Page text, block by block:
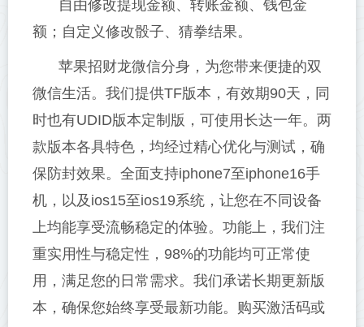
自由修改提现金额、转账金额、钱包金
额；自定义修改骰子、猜拳结果。
苹果招财龙微信分身，为您带来便捷的双
微信生活。我们提供TF版本，有效期90天，同
时也有UDID版本定制版，可使用长达一年。两
款版本各具特色，均经过精心优化与测试，确
保防封效果。全面支持iphone7至iphone16手
机，以及ios15至ios19系统，让您在不同设备
上均能享受流畅稳定的体验。功能上，我们注
重实用性与稳定性，98%的功能均可正常使
用，满足您的日常需求。我们承诺长期更新版
本，确保您始终享受最新功能。购买激活码或